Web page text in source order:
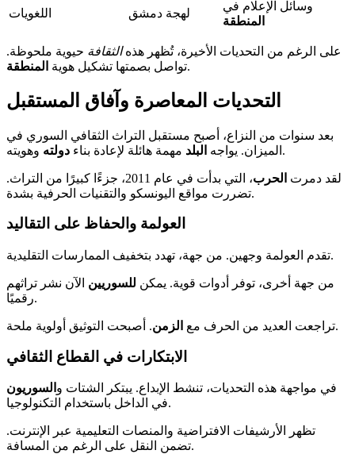
اللغويات لهجة دمشق
وسائل الإعلام في
المنطقة
على الرغم من التحديات الأخيرة، تُظهر هذهالثقافة حيوية ملحوظة.
تواصل بصمتها تشكيل هوية المنطقة .
التحديات المعاصرة وآفاق المستقبل
بعد سنوات من النزاع، أصبح مستقبل التراث الثقافي السوري في
الميزان. يواجه البلد مهمة هائلة لإعادة بناء دولته وهويته.
لقد دمرت الحرب
، التي بدأت في عام 2011، جزءًا كبيرًا من التراث.
تضررت مواقع اليونسكو والتقنيات الحرفية بشدة.
العولمة والحفاظ على التقاليد
تقدم العولمة وجهين. من جهة، تهدد بتخفيف الممارسات التقليدية.
من جهة أخرى، توفر أدوات قوية. يمكن للسوريين الآن نشر تراثهم
رقميًا.
تراجعت العديد من الحرف مع الزمن . أصبحت التوثيق أولوية ملحة.
الابتكارات في القطاع الثقافي
في مواجهة هذه التحديات، تنشط الإبداع. يبتكر الشتات و السوريون
في الداخل باستخدام التكنولوجيا.
تظهر الأرشيفات الافتراضية والمنصات التعليمية عبر الإنترنت.
تضمن النقل على الرغم من المسافة.